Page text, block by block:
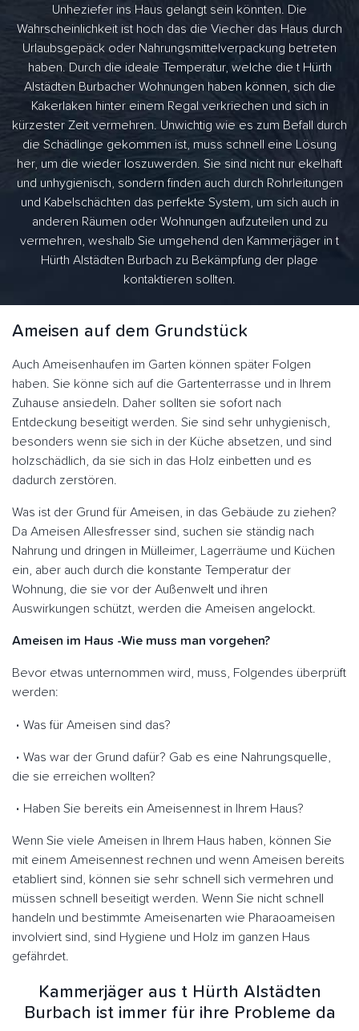
Unheziefer ins Haus gelangt sein könnten. Die
Wahrscheinlichkeit ist hoch das die Viecher das Haus durch
Urlaubsgepäck oder Nahrungsmittelverpackung betreten
haben. Durch die ideale Temperatur, welche die t Hürth
Alstädten Burbacher Wohnungen haben können, sich die
Kakerlaken hinter einem Regal verkriechen und sich in
kürzester Zeit vermehren. Unwichtig wie es zum Befall durch
die Schädlinge gekommen ist, muss schnell eine Lösung
her, um die wieder loszuwerden. Sie sind nicht nur ekelhaft
und unhygienisch, sondern finden auch durch Rohrleitungen
und Kabelschächten das perfekte System, um sich auch in
anderen Räumen oder Wohnungen aufzuteilen und zu
vermehren, weshalb Sie umgehend den Kammerjäger in t
Hürth Alstädten Burbach zu Bekämpfung der plage
kontaktieren sollten.
Ameisen auf dem Grundstück
Auch Ameisenhaufen im Garten können später Folgen
haben. Sie könne sich auf die Gartenterrasse und in Ihrem
Zuhause ansiedeln. Daher sollten sie sofort nach
Entdeckung beseitigt werden. Sie sind sehr unhygienisch,
besonders wenn sie sich in der Küche absetzen, und sind
holzschädlich, da sie sich in das Holz einbetten und es
dadurch zerstören.
Was ist der Grund für Ameisen, in das Gebäude zu ziehen?
Da Ameisen Allesfresser sind, suchen sie ständig nach
Nahrung und dringen in Mülleimer, Lagerräume und Küchen
ein, aber auch durch die konstante Temperatur der
Wohnung, die sie vor der Außenwelt und ihren
Auswirkungen schützt, werden die Ameisen angelockt.
Ameisen im Haus -Wie muss man vorgehen?
Bevor etwas unternommen wird, muss, Folgendes überprüft
werden:
Was für Ameisen sind das?
Was war der Grund dafür? Gab es eine Nahrungsquelle,
die sie erreichen wollten?
Haben Sie bereits ein Ameisennest in Ihrem Haus?
Wenn Sie viele Ameisen in Ihrem Haus haben, können Sie
mit einem Ameisennest rechnen und wenn Ameisen bereits
etabliert sind, können sie sehr schnell sich vermehren und
müssen schnell beseitigt werden. Wenn Sie nicht schnell
handeln und bestimmte Ameisenarten wie Pharaoameisen
involviert sind, sind Hygiene und Holz im ganzen Haus
gefährdet.
Kammerjäger aus t Hürth Alstädten
Burbach ist immer für ihre Probleme da